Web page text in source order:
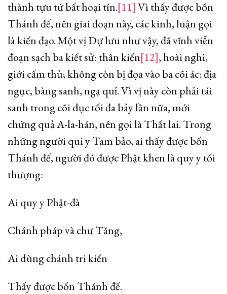
thành tựu tứ bất hoại tín.[11] Vì thấy được bốn
Thánh đế, nên giai đoạn này, các kinh, luận gọi
là kiến đạo. Một vị Dự lưu như vậy, đã vĩnh viễn
đoạn sạch ba kiết sử: thân kiến[12], hoài nghi,
giới cấm thủ; không còn bị đọa vào ba cõi ác: địa
ngục, bàng sanh, ngạ quỉ. Vì vị này còn phải tái
sanh trong cõi dục tối đa bảy lần nữa, mới
chứng quả A-la-hán, nên gọi là Thất lai. Trong
những người qui y Tam bảo, ai thấy được bốn
Thánh đế, người đó được Phật khen là quy y tối
thượng:
Ai quy y Phật-đà
Chánh pháp và chư Tăng,
Ai dùng chánh tri kiến
Thấy được bốn Thánh đế.